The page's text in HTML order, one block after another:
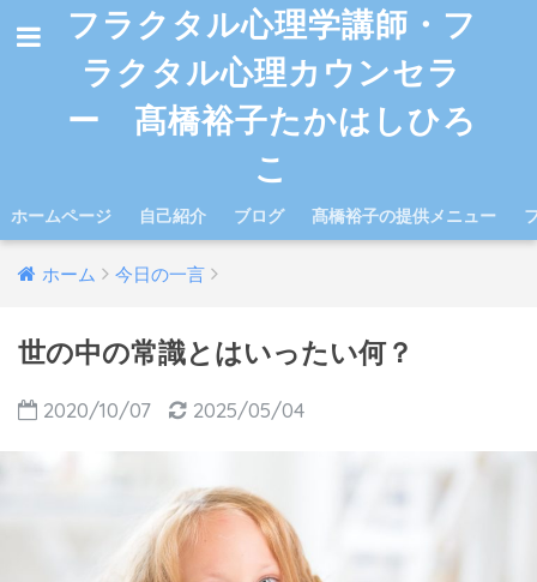
フラクタル心理学講師・フ
ラクタル心理カウンセラ
ー 髙橋裕子たかはしひろ
こ
ホームページ 自己紹介 ブログ 髙橋裕子の提供メニュー
ホーム 今日の一言
世の中の常識とはいったい何？
2020/10/07 2025/05/04